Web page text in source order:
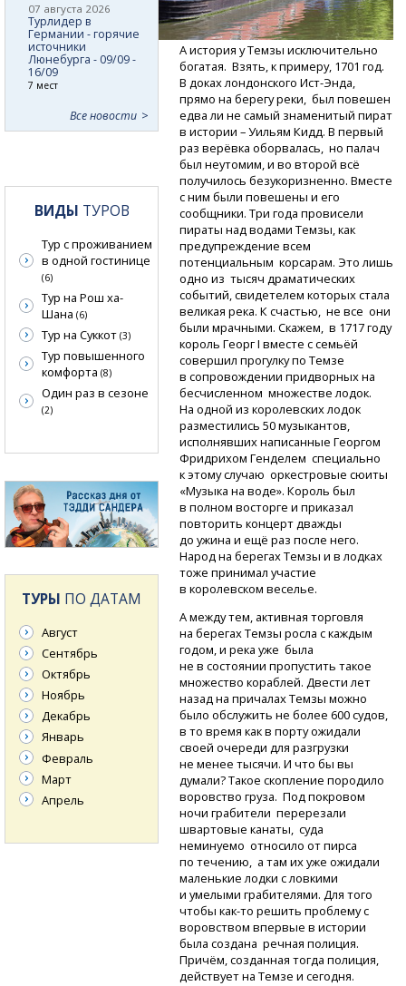
А история у Темзы исключительно
богатая. Взять, к примеру, 1701 год.
В доках лондонскогоИст-Энда,
прямо на берегу реки, был повешен
едва ли не самый знаменитый пират
в истории – Уильям Кидд. В первый
раз верёвка оборвалась, но палач
был неутомим, и во второй всё
получилось безукоризненно. Вместе
с ним были повешены и его
сообщники. Три года провисели
пираты над водами Темзы, как
предупреждение всем
потенциальным корсарам. Это лишь
одно из тысяч драматических
событий, свидетелем которых стала
великая река. К счастью, не все они
были мрачными. Скажем, в 1717 году
король Георг I вместе с семьёй
совершил прогулку по Темзе
в сопровождении придворных на
бесчисленном множестве лодок.
На одной из королевских лодок
разместились 50 музыкантов,
исполнявших написанные Георгом
Фридрихом Генделем специально
к этому случаю оркестровые сюиты
«Музыка на воде». Король был
в полном восторге и приказал
повторить концерт дважды
до ужина и ещё раз после него.
Народ на берегах Темзы и в лодках
тоже принимал участие
в королевском веселье.
А между тем, активная торговля
на берегах Темзы росла с каждым
годом, и река уже была
не в состоянии пропустить такое
множество кораблей. Двести лет
назад на причалах Темзы можно
было обслужить не более 600 судов,
в то время как в порту ожидали
своей очереди для разгрузки
не менее тысячи. И что бы вы
думали? Такое скопление породило
воровство груза. Под покровом
ночи грабители перерезали
швартовые канаты, суда
неминуемо относило от пирса
по течению, а там их уже ожидали
маленькие лодки с ловкими
и умелыми грабителями. Для того
чтобыкак-то решить проблему с
воровством впервые в истории
была создана речная полиция.
Причём, созданная тогда полиция,
действует на Темзе и сегодня.
07 августа 2026
Турлидер в
Германии - горячие
источники
Люнебурга - 09/09 -
16/09
7 мест
Все новости
ВИДЫ ТУРОВ
Тур с проживанием
в одной гостинице
(6)
Тур на Рош ха-
Шана (6)
Тур на Суккот (3)
Тур повышенного
комфорта (8)
Один раз в сезоне
(2)
ТУРЫ ПО ДАТАМ
Август
Сентябрь
Октябрь
Ноябрь
Декабрь
Январь
Февраль
Март
Апрель